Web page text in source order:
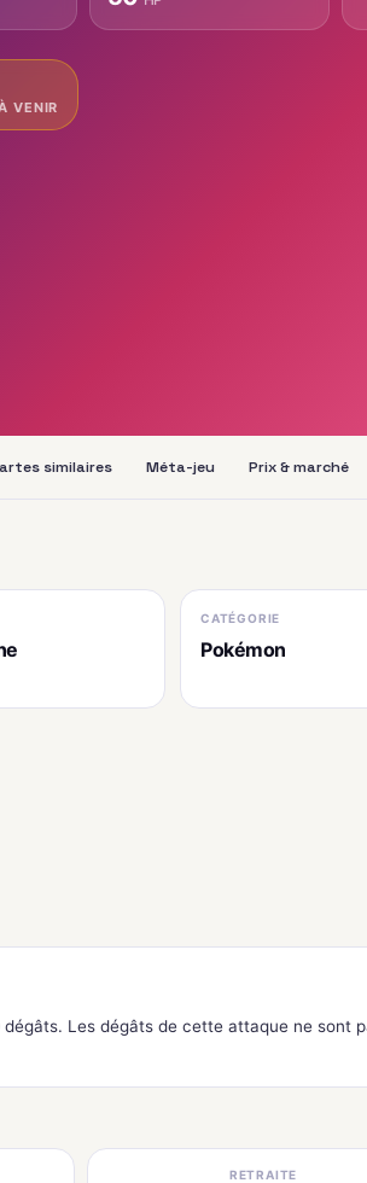
VENIR
similaires Méta-jeu Prix & marché
CATÉGORIE
Pokémon
Les dégâts de cette attaque ne sont
RETRAITE